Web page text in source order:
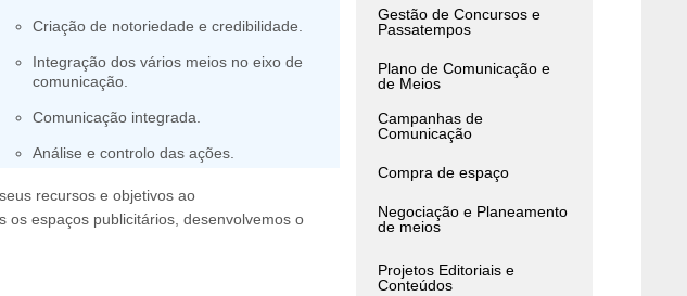
Criação de notoriedade e credibilidade.
Integração dos vários meios no eixo de
comunicação.
Comunicação integrada.
Análise e controlo das ações.
recursos e objetivos ao
espaços publicitários, desenvolvemos o
Gestão de Concursos e
Passatempos
Plano de Comunicação e
de Meios
Campanhas de
Comunicação
Compra de espaço
Negociação e Planeamento
de meios
Projetos Editoriais e
Conteúdos